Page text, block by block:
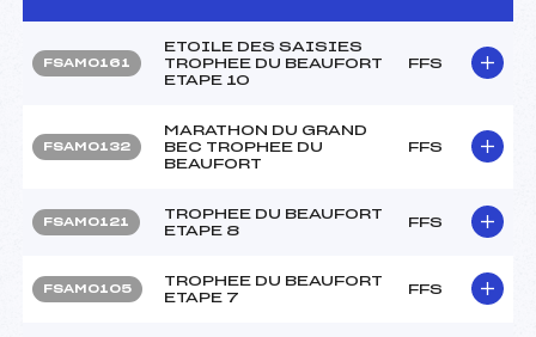
FSAM0161
ETOILE DES SAISIES
TROPHEE DU BEAUFORT
ETAPE 10
FFS
FSAM0132
MARATHON DU GRAND
BEC TROPHEE DU
BEAUFORT
FFS
FSAM0121
TROPHEE DU BEAUFORT
ETAPE 8
FFS
FSAM0105
TROPHEE DU BEAUFORT
ETAPE 7
FFS